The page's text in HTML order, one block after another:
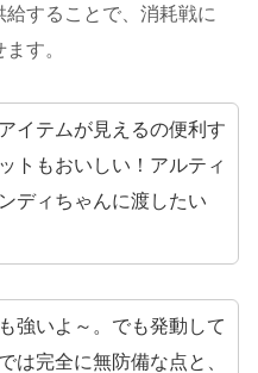
することで、消耗戦に
す。
イテムが見えるの便利す
トもおいしい！アルティ
ディちゃんに渡したい
強いよ～。でも発動して
は完全に無防備な点と、